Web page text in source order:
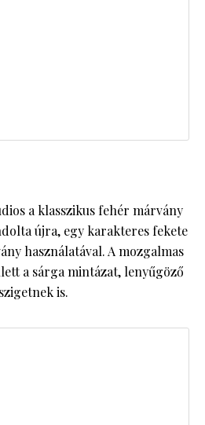
a klasszikus fehér márvány
újra, egy karakteres fekete
használatával. A mozgalmas
a sárga mintázat, lenyűgöző
is.